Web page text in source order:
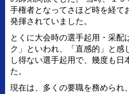
手権者となってさほど時を経て
発揮されていました。
とくに大会時の選手起用・采配
ク」といわれ、「直感的」と感
し得ない選手起用で、幾度も日
た。
現在は、多くの要職を務められ